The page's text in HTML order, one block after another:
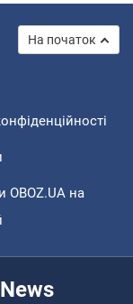
На початок
OBOZ.UA на